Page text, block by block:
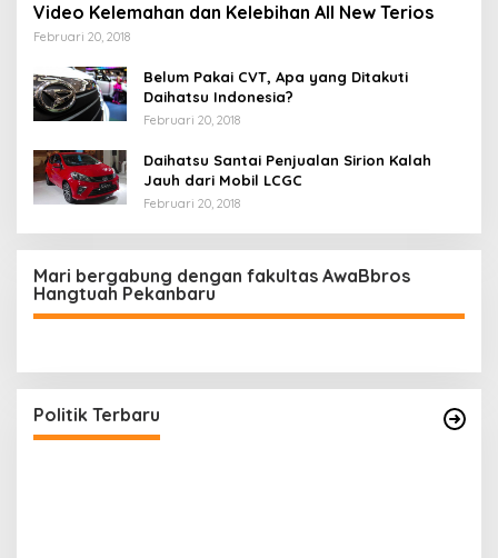
Video Kelemahan dan Kelebihan All New Terios
Februari 20, 2018
Belum Pakai CVT, Apa yang Ditakuti
Daihatsu Indonesia?
Februari 20, 2018
Daihatsu Santai Penjualan Sirion Kalah
Jauh dari Mobil LCGC
Februari 20, 2018
Mari bergabung dengan fakultas AwaBbros
Hangtuah Pekanbaru
Politik Terbaru
Tegaskan Komitmen Bersih Narkoba
Di Politik, Polri | Februari 23, 2026